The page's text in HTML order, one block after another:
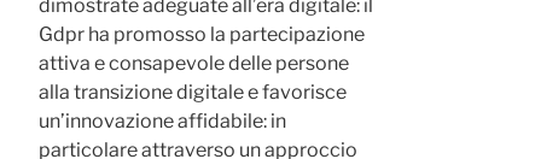
dimostrate adeguate all’era digitale: il
Gdpr ha promosso la partecipazione
attiva e consapevole delle persone
alla transizione digitale e favorisce
un’innovazione affidabile: in
particolare attraverso un approccio